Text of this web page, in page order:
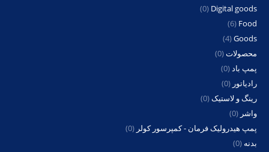
Digital goods
(0)
Food
(6)
Goods
(4)
محصولات(0)
پمپ باد(0)
رادیاتور (0)
رینگ و لاستیک(0)
واشر (0)
پمپ هیدرولیک فرمان - کمپرسور کولر (0)
بدنه (0)